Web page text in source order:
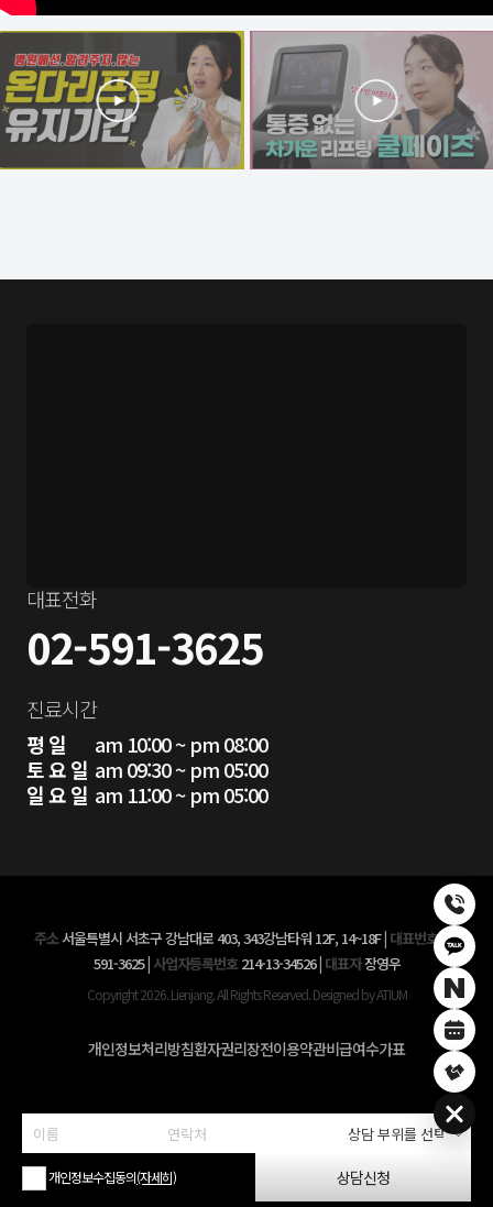
개인정보수집동의(자세히) 상담신청
대표전화
02-591-3625
진료시간
평 일
am 10:00 ~ pm 08:00
토 요 일 am 09:30 ~ pm 05:00
일 요 일 am 11:00 ~ pm 05:00
주소서울특별시 서초구 강남대로 403, 343강남타워 12F, 14~18F| 대표번호02-
591-3625| 사업자등록번호214-13-34526| 대표자장영우
Copyright 2026. Lienjang. All Rights Reserved. Designed by ATIUM
개인정보처리방침환자권리장전이용약관비급여수가표